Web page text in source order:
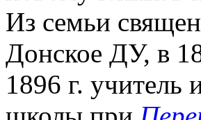
Из семьи
Донское ДУ, в
1896 г. учитель